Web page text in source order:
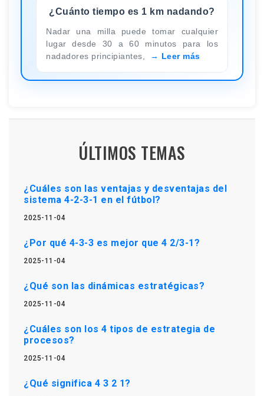
¿Cuánto tiempo es 1 km nadando?
Nadar una milla puede tomar cualquier
lugar desde 30 a 60 minutos para los
nadadores principiantes,
Leer más
ÚLTIMOS TEMAS
¿Cuáles son las ventajas y desventajas del
sistema 4-2-3-1 en el fútbol?
2025-11-04
¿Por qué 4-3-3 es mejor que 4 2/3-1?
2025-11-04
¿Qué son las dinámicas estratégicas?
2025-11-04
¿Cuáles son los 4 tipos de estrategia de
procesos?
2025-11-04
¿Qué significa 4 3 2 1?